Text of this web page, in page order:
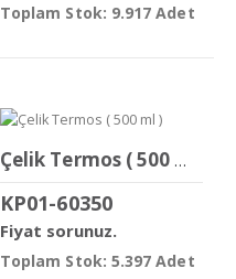
Toplam Stok: 9.917 Adet
Çelik Termos ( 500 ml )
KP01-60350
Fiyat sorunuz.
Toplam Stok: 5.397 Adet